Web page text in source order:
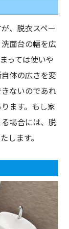
、脱衣スペー
面台の幅を広
っては使いや
体の広さを変
ないのであれ
ます。もし家
場合には、脱
します。